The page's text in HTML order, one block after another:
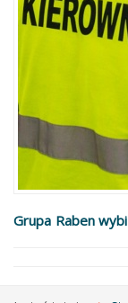
Grupa Raben